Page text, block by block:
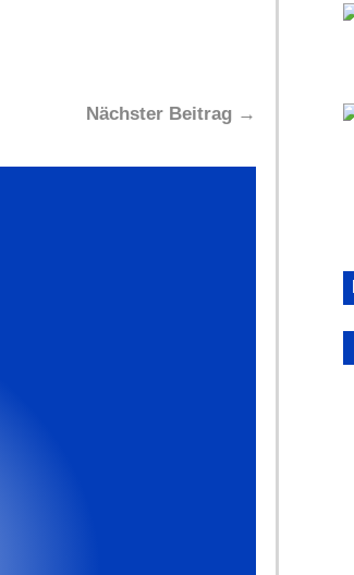
Nächster Beitrag→